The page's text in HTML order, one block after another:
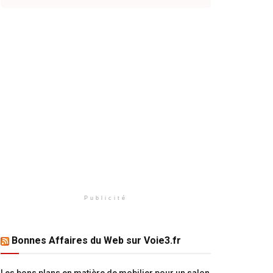
Publicité
Bonnes Affaires du Web sur Voie3.fr